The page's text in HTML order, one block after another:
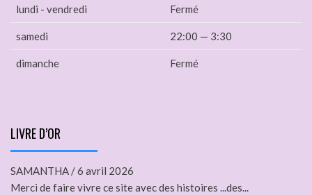
lundi - vendredi Fermé
samedi 22:00 — 3:30
dimanche Fermé
LIVRE D’OR
SAMANTHA /6 avril 2026
Merci de faire vivre ce site avec des histoires ...des...